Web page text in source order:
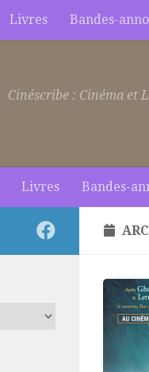
Livres Bandes-
Cinéscribe : Cinéma et
Livres Bandes-